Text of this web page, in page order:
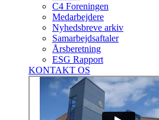
C4 Foreningen
Medarbejdere
Nyhedsbreve arkiv
Samarbejdsaftaler
Årsberetning
ESG Rapport
KONTAKT OS